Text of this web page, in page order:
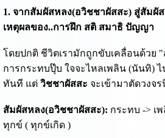
1. จากสัมผัสหลง(อวิชชาผัสสะ) สู่สัมผั
เหตุผลของ..การฝึก สติ สมาธิ ปัญญา
โดยปกติ ชีวิตเรามักถูกขับเคลื่อนด้วย
การกระทบปุ๊บ ใจจะไหลเพลิน (นันทิ)
ทันที แต่ วิชชาผัสสะ จะเข้ามาตัดวงจร
สัมผัสหลง(อวิชชาผัสสะ): กระทบ -> เ
ทุกข์ ( ทุกข์เกิด )